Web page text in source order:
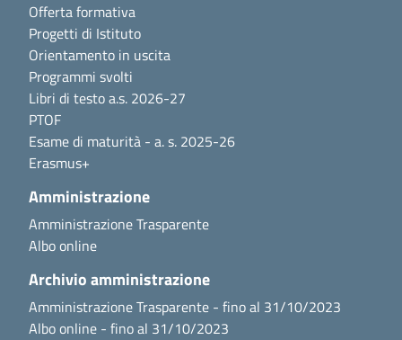
Offerta formativa
Progetti di Istituto
Orientamento in uscita
Programmi svolti
Libri di testo a.s. 2026-27
PTOF
Esame di maturità - a. s. 2025-26
Erasmus+
Amministrazione
Amministrazione Trasparente
Albo online
Archivio amministrazione
Amministrazione Trasparente - fino al 31/10/2023
Albo online - fino al 31/10/2023